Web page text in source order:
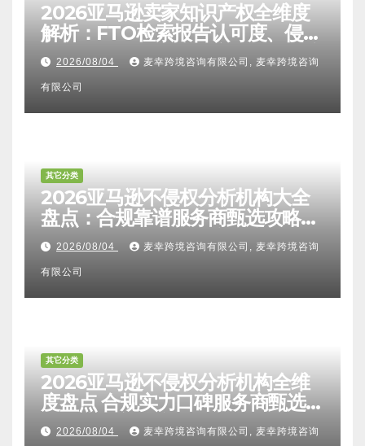
2026亚马逊卖家知识产权全维度
解析：FTO检索报告认可度、侵权
比对区别、TRO应诉方法及服务商
甄选避坑全攻略
2026/08/04 麦幸跨境咨询有限公司, 麦幸跨境咨询
有限公司
其它分类
2026亚马逊不侵权分析机构大全
盘点：合规靠谱服务商甄选攻略、
避坑FAQ及标杆机构实力详解
2026/08/04 麦幸跨境咨询有限公司, 麦幸跨境咨询
有限公司
其它分类
2026亚马逊不侵权分析机构全维
度盘点 合规实力口碑服务商甄选
附跨境卖家避坑FAQ全指南
2026/08/04 麦幸跨境咨询有限公司, 麦幸跨境咨询